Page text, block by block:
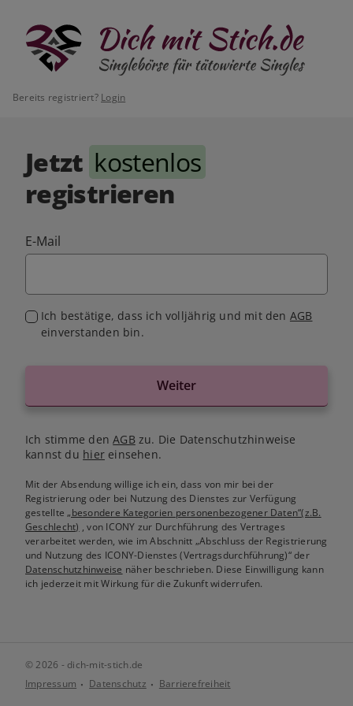
Bereits registriert? Login
Jetzt kostenlos
registrieren
E-Mail
Ich bestätige, dass ich volljährig und mit den AGB
einverstanden bin.
Weiter
Ich stimme denAGB zu. Die Datenschutzhinweise
kannst du hiereinsehen.
Mit der Absendung willige ich ein, dass von mir bei der
Registrierung oder bei Nutzung des Dienstes zur Verfügung
gestellte„besondere Kategorien personenbezogener Daten“(z.B.
Geschlecht) , von ICONY zur Durchführung des Vertrages
verarbeitet werden, wie im Abschnitt „Abschluss der Registrierung
und Nutzung des ICONY-Dienstes (Vertragsdurchführung)“ der
Datenschutzhinweise näher beschrieben. Diese Einwilligung kann
ich jederzeit mit Wirkung für die Zukunft widerrufen.
© 2026 - dich-mit-stich.de
Impressum
Datenschutz Barrierefreiheit